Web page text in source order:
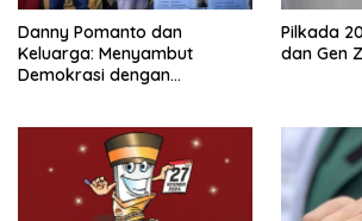
Danny Pomanto dan
Keluarga: Menyambut
Demokrasi dengan
Pilkada
dan Gen